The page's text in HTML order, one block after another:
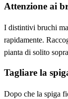
Attenzione ai
I distintivi bruchi
rapidamente.
pianta di solito
Tagliare la
Dopo che la spiga